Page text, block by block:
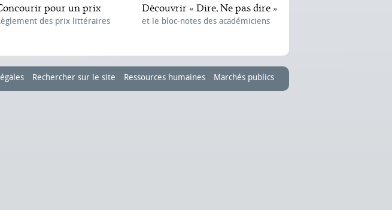
pour un prix
des prix littéraires
Découvrir « Dire, Ne pas dire »
et le bloc-notes des académiciens
Rechercher sur le site Ressources humaines Marchés publics